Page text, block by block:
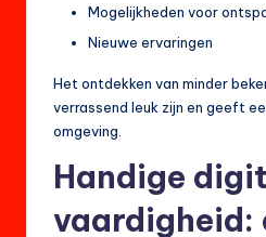
Mogelijkheden voor
Nieuwe ervaringen
Het ontdekken van minder
verrassend leuk zijn en geeft
omgeving.
Handige
vaardigheid: